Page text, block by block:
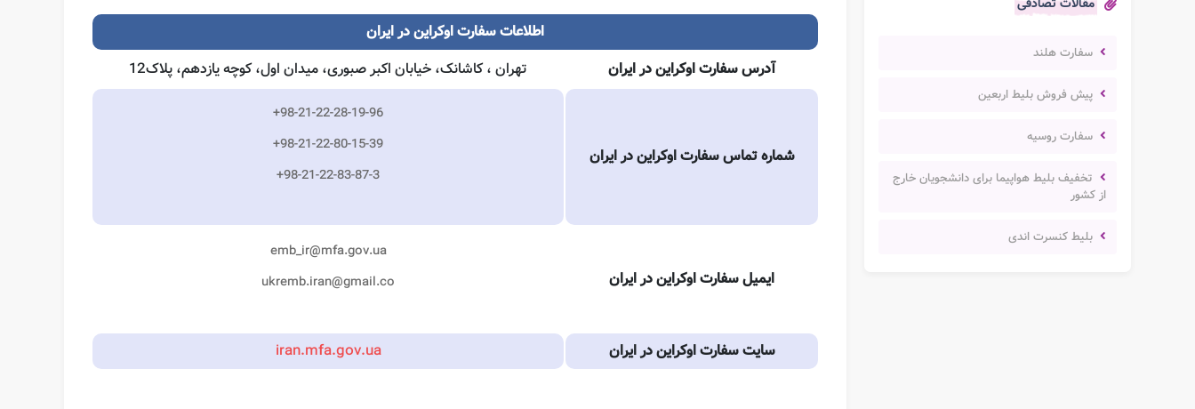
سفارت هلند
پیش فروش بلیط اربعین
سفارت روسیه
تخفیف بلیط هواپیما برای دانشجویان خارج
از کشور
بلیط کنسرت اندی
اطلاعات سفارت اوکراین در ایران
آدرس سفارت اوکراین در ایران
تهران ، کاشانک، خیابان اکبر صبوری، میدان اول، کوچه یازدهم، پلاک12
شماره تماس سفارت اوکراین در ایران
+98-21-22-28-19-96
+98-21-22-80-15-39
+98-21-22-83-87-3
ایمیل سفارت اوکراین در ایران
emb_ir@mfa.gov.ua
ukremb.iran@gmail.co
سایت سفارت اوکراین در ایران iran.mfa.gov.ua